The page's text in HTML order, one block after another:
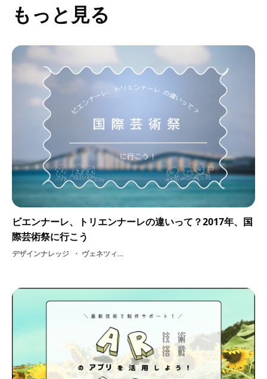
もっと見る
ビエンナーレ、トリエンナーレの違いって？2017年、国
際芸術祭に行こう
デザインナレッジ ヴェネツィア・ビエンナーレ・ こえび隊・ こへび隊・ サンパウロ・ビエンナーレ・ ドクメンタ・ 国際芸術祭・ 大地の芸術祭 越後妻有アートトリエンナーレ・ ビエンナーレ・ 横浜トリエンナーレ・ トリエンナーレ・ 瀬戸内国際芸術祭・ トリエンナーレとビエンナーレ